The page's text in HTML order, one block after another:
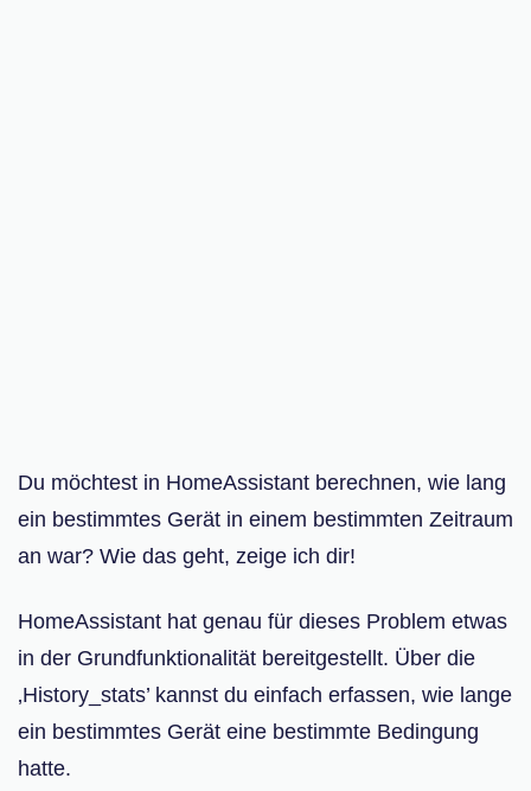
Du möchtest in HomeAssistant berechnen, wie lang
ein bestimmtes Gerät in einem bestimmten Zeitraum
an war? Wie das geht, zeige ich dir!
HomeAssistant hat genau für dieses Problem etwas
in der Grundfunktionalität bereitgestellt. Über die
‚History_stats’ kannst du einfach erfassen, wie lange
ein bestimmtes Gerät eine bestimmte Bedingung
hatte.